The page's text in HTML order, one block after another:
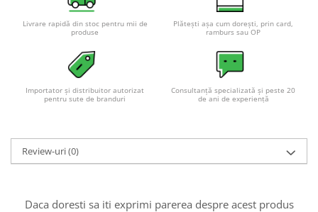
Livrare rapidă din stoc pentru mii de
produse
Plătești așa cum dorești, prin card,
ramburs sau OP
Importator și distribuitor autorizat
pentru sute de branduri
Consultanță specializată și peste 20
de ani de experiență
Review-uri(0)
Daca doresti sa iti exprimi parerea despre acest produs